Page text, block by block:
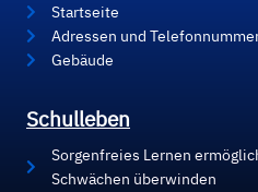
Startseite
Adressen und
Gebäude
Schulleben
Sorgenfreies Lernen
Schwächen überwinden